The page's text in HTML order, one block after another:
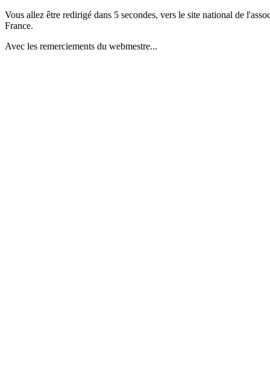
Vous allez être redirigé dans 5 secondes, vers le site national de
France.
Avec les remerciements du webmestre...